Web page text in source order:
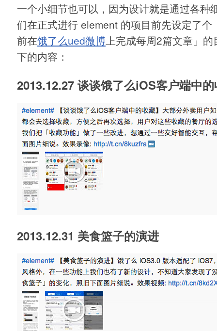
一个小细节也可以，因为设计就是通过各种
们在正式进行 element 的项目前先设定了
前在饿了么ued微博上完成每周2篇文章」
下的内容：
2013.12.27 谈谈饿了么iOS客户端中
2013.12.31 美食篮子的演进